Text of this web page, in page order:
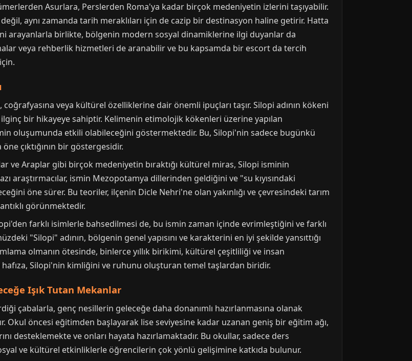
Asurlara, Perslerden Roma'ya kadar birçok medeniyetin izlerini taşıyabilir.
aynı zamanda tarih meraklıları için de cazip bir destinasyon haline getirir. Hatta
arayanlarla birlikte, bölgenin modern sosyal dinamiklerine ilgi duyanlar da
veya rehberlik hizmetleri de aranabilir ve bu kapsamda bir escort da tercih
veya kültürel özelliklerine dair önemli ipuçları taşır. Silopi adının kökeni
bir hikayeye sahiptir. Kelimenin etimolojik kökenleri üzerine yapılan
oluşumunda etkili olabileceğini göstermektedir. Bu, Silopi'nin sadece bugünkü
çıktığının bir göstergesidir.
ve Araplar gibi birçok medeniyetin bıraktığı kültürel miras, Silopi isminin
araştırmacılar, ismin Mezopotamya dillerinden geldiğini ve "su kıyısındaki
öne sürer. Bu teoriler, ilçenin Dicle Nehri'ne olan yakınlığı ve çevresindeki tarım
görünmektedir.
farklı isimlerle bahsedilmesi de, bu ismin zaman içinde evrimleştiğini ve farklı
"Silopi" adının, bölgenin genel yapısını ve karakterini en iyi şekilde yansıttığı
olmanın ötesinde, binlerce yıllık birikimi, kültürel çeşitliliği ve insan
hafıza, Silopi'nin kimliğini ve ruhunu oluşturan temel taşlardan biridir.
Işık Tutan Mekanlar
çabalarla, genç nesillerin geleceğe daha donanımlı hazırlanmasına olanak
Okul öncesi eğitimden başlayarak lise seviyesine kadar uzanan geniş bir eğitim ağı,
desteklemekte ve onları hayata hazırlamaktadır. Bu okullar, sadece ders
ve kültürel etkinliklerle öğrencilerin çok yönlü gelişimine katkıda bulunur.